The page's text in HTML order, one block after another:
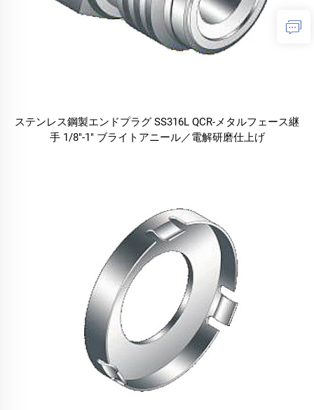
ステンレス鋼製エンドプラグ SS316L QCR-メタルフェース継
手 1/8"-1" ブライトアニール／電解研磨仕上げ